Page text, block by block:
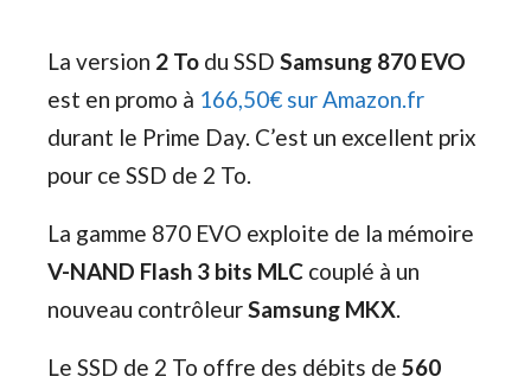
La version 2 To du SSD Samsung 870 EVO
est en promo à 166,50€ sur Amazon.fr
durant le Prime Day. C’est un excellent prix
pour ce SSD de 2 To.
La gamme 870 EVO exploite de la mémoire
V-NAND Flash 3 bits MLC couplé à un
nouveau contrôleurSamsung MKX.
Le SSD de 2 To offre des débits de 560